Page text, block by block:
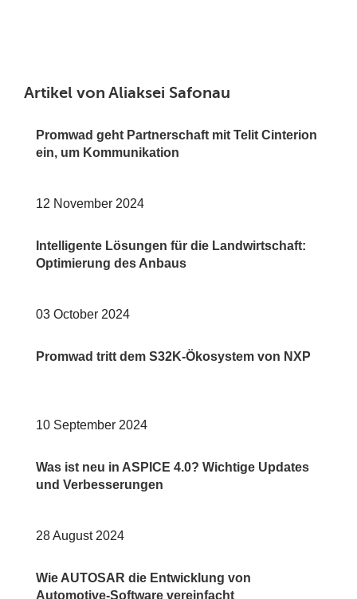
Artikel von Aliaksei Safonau
Promwad geht Partnerschaft mit Telit Cinterion
ein, um Kommunikation
12 November 2024
Intelligente Lösungen für die Landwirtschaft:
Optimierung des Anbaus
03 October 2024
Promwad tritt dem S32K-Ökosystem von NXP
10 September 2024
Was ist neu in ASPICE 4.0? Wichtige Updates
und Verbesserungen
28 August 2024
Wie AUTOSAR die Entwicklung von
Automotive-Software vereinfacht